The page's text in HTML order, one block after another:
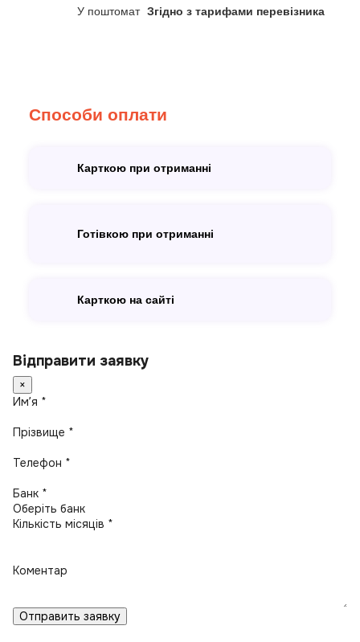
У поштомат Згідно з тарифами перевізника
Способи оплати
Карткою при отриманні
Готівкою при отриманні
Карткою на сайті
Відправити заявку
×
Имʼя *
Прізвище *
Телефон *
Банк *
Кількість місяців *
Коментар
Отправить заявку